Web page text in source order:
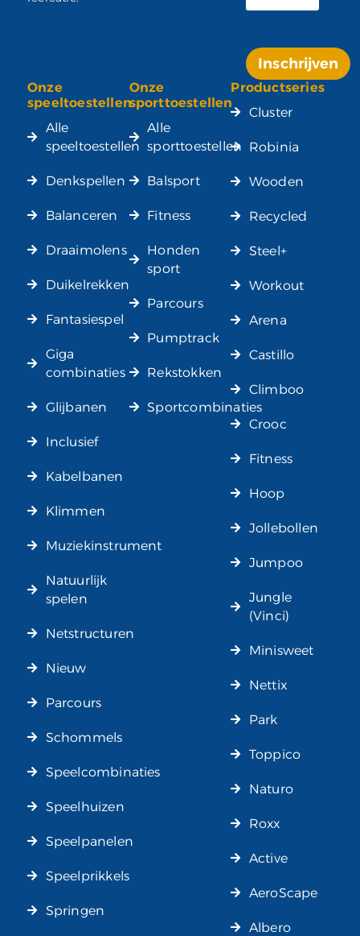
Inschrijven
Alternative:
Onze
speeltoestellen
Alle
speeltoestellen
Denkspellen
Balanceren
Draaimolens
Duikelrekken
Fantasiespel
Giga
combinaties
Glijbanen
Inclusief
Kabelbanen
Klimmen
Muziekinstrument
Natuurlijk
spelen
Netstructuren
Nieuw
Parcours
Schommels
Speelcombinaties
Speelhuizen
Speelpanelen
Speelprikkels
Springen
Onze
sporttoestellen
Alle
sporttoestellen
Balsport
Fitness
Honden
sport
Parcours
Pumptrack
Rekstokken
Sportcombinaties
Productseries
Cluster
Robinia
Wooden
Recycled
Steel+
Workout
Arena
Castillo
Climboo
Crooc
Fitness
Hoop
Jollebollen
Jumpoo
Jungle
(Vinci)
Minisweet
Nettix
Park
Toppico
Naturo
Roxx
Active
AeroScape
Albero